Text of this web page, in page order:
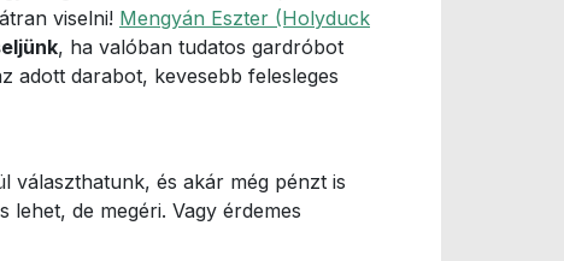
viselni! Mengyán Eszter (Holyduck
, ha valóban tudatos gardróbot
adott darabot, kevesebb felesleges
választhatunk, és akár még pénzt is
lehet, de megéri. Vagy érdemes